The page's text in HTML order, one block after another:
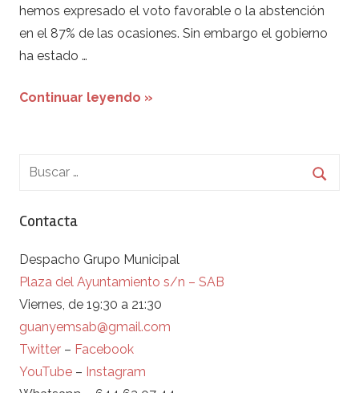
hemos expresado el voto favorable o la abstención
en el 87% de las ocasiones. Sin embargo el gobierno
ha estado …
Continuar leyendo »
Contacta
Despacho Grupo Municipal
Plaza del Ayuntamiento s/n – SAB
Viernes, de 19:30 a 21:30
guanyemsab@gmail.com
Twitter – Facebook
YouTube – Instagram